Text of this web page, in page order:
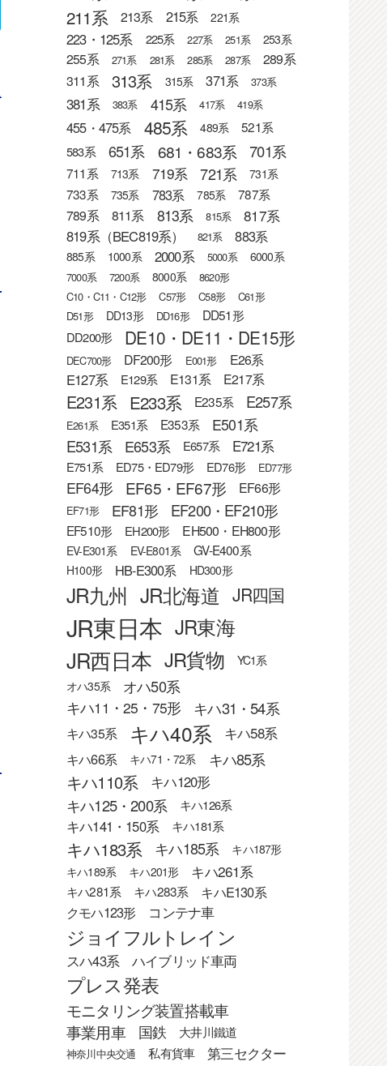
211系 213系 215系 221系
223・125系 225系 227系 251系 253系
255系 271系 281系 285系 287系
289系
311系
313系 315系 371系 373系
381系 383系 415系 417系 419系
455・475系 485系 489系 521系
583系 651系 681・683系 701系
711系 713系 719系 721系 731系
733系 735系 783系 785系 787系
789系 811系 813系 815系 817系
819系（BEC819系） 821系 883系
885系 1000系 2000系 5000系 6000系
7000系 7200系 8000系
8620形
C10・C11・C12形
C57形 C58形
C61形
D51形
DD13形 DD16形 DD51形
DD200形 DE10・DE11・DE15形
DEC700形 DF200形 E001形 E26系
E127系 E129系 E131系 E217系
E231系 E233系 E235系 E257系
E261系 E351系 E353系 E501系
E531系 E653系 E657系 E721系
E751系 ED75・ED79形 ED76形 ED77形
EF64形 EF65・EF67形 EF66形
EF71形 EF81形 EF200・EF210形
EF510形 EH200形 EH500・EH800形
EV-E301系 EV-E801系 GV-E400系
H100形 HB-E300系 HD300形
JR九州 JR北海道 JR四国
JR東日本 JR東海
JR西日本 JR貨物
YC1系
オハ35系
オハ50系
キハ11・25・75形 キハ31・54系
キハ35系 キハ40系
キハ58系
キハ66系
キハ71・72系 キハ85系
キハ110系 キハ120形
キハ125・200系 キハ126系
キハ141・150系 キハ181系
キハ183系 キハ185系
キハ187形
キハ189系
キハ201形 キハ261系
キハ281系 キハ283系
キハE130系
クモハ123形
コンテナ車
ジョイフルトレイン
スハ43系 ハイブリッド車両
プレス発表
モニタリング装置搭載車
事業用車 国鉄 大井川鐵道
神奈川中央交通 私有貨車
第三セクター